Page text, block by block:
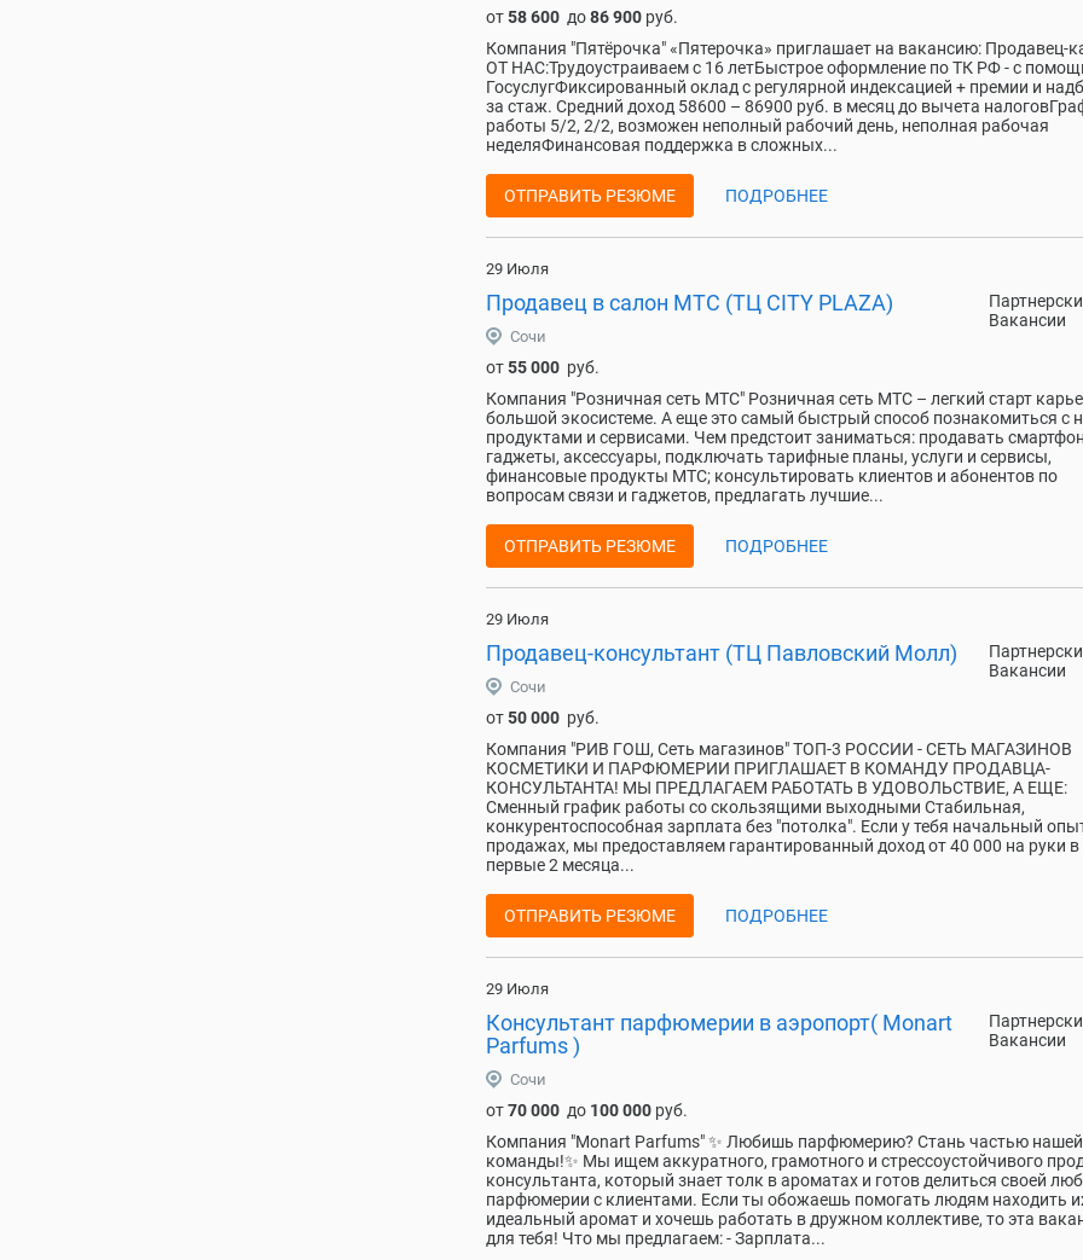
от58 600 до86 900 руб.
Компания "Пятёрочка" «Пятерочка» приглашает на вакансию: Продавец-
ОТ НАС:Трудоустраиваем с 16 летБыстрое оформление по ТК РФ - с
ГосуслугФиксированный оклад с регулярной индексацией + премии и
за стаж. Средний доход 58600 – 86900 руб. в месяц до вычета
работы 5/2, 2/2, возможен неполный рабочий день, неполная рабочая
неделяФинансовая поддержка в сложных...
ОТПРАВИТЬ РЕЗЮМЕ ПОДРОБНЕЕ
29 Июля
Вакансии
Продавец в салон МТС (ТЦ CITY PLAZA)
Сочи
от55 000 руб.
Компания "Розничная сеть МТС" Розничная сеть МТС – легкий старт
большой экосистеме. А еще это самый быстрый способ познакомиться с
продуктами и сервисами. Чем предстоит заниматься: продавать
гаджеты, аксессуары, подключать тарифные планы, услуги и сервисы,
финансовые продукты МТС; консультировать клиентов и абонентов по
вопросам связи и гаджетов, предлагать лучшие...
ОТПРАВИТЬ РЕЗЮМЕ ПОДРОБНЕЕ
29 Июля
Вакансии
Продавец-консультант (ТЦ Павловский Молл)
Сочи
от50 000 руб.
Компания "РИВ ГОШ, Сеть магазинов" ТОП-3 РОССИИ - СЕТЬ МАГАЗИНОВ
КОСМЕТИКИ И ПАРФЮМЕРИИ ПРИГЛАШАЕТ В КОМАНДУ ПРОДАВЦА-
КОНСУЛЬТАНТА! МЫ ПРЕДЛАГАЕМ РАБОТАТЬ В УДОВОЛЬСТВИЕ, А ЕЩЕ:
Сменный график работы со скользящими выходными Стабильная,
конкурентоспособная зарплата без "потолка". Если у тебя начальный
продажах, мы предоставляем гарантированный доход от 40 000 на руки в
первые 2 месяца...
ОТПРАВИТЬ РЕЗЮМЕ ПОДРОБНЕЕ
29 Июля
Вакансии
Консультант парфюмерии в аэропорт( Monart
Parfums )
Сочи
от70 000 до 100 000 руб.
Компания "Monart Parfums" ✨ Любишь парфюмерию? Стань частью нашей
команды!✨ Мы ищем аккуратного, грамотного и стрессоустойчивого
консультанта, который знает толк в ароматах и готов делиться своей
парфюмерии с клиентами. Если ты обожаешь помогать людям находить
идеальный аромат и хочешь работать в дружном коллективе, то эта
для тебя! Что мы предлагаем: - Зарплата...